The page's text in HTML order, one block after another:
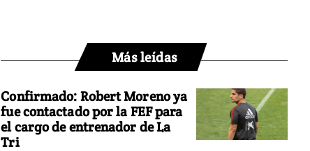
Más leídas
Confirmado: Robert Moreno ya
fue contactado por la FEF para
el cargo de entrenador de La
Tri